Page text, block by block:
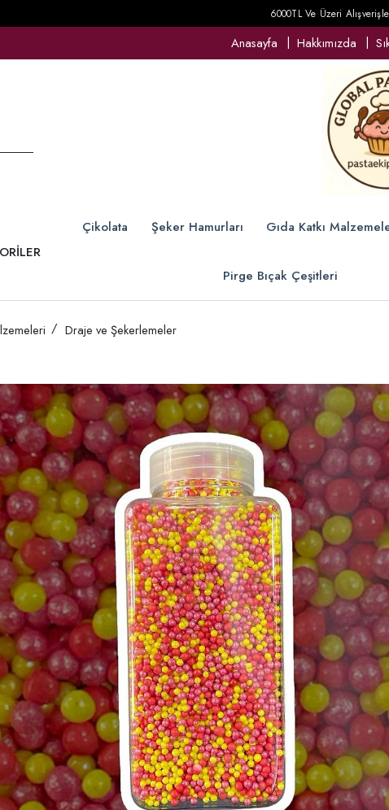
6000TL Ve Üzeri
Anasayfa Hakkımızda
Çikolata Şeker Hamurları Gıda Katkı
Pirge Bıçak Çeşitleri
Draje ve Şekerlemeler